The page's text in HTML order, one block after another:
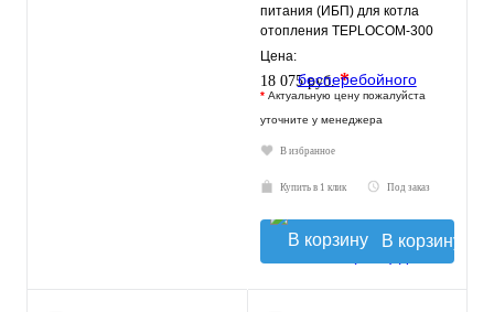
питания (ИБП) для котла
отопления TEPLOCOM-300
Цена:
18 075 руб.*
* Актуальную цену пожалуйста
уточните у менеджера
В избранное
Купить в 1 клик Под заказ
В корзину